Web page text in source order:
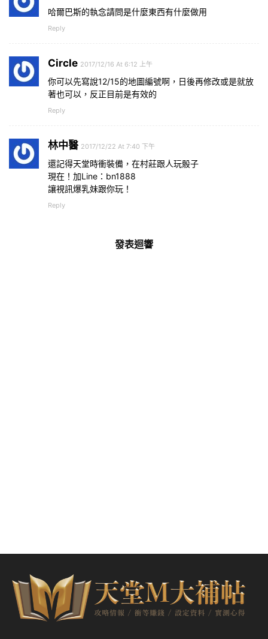
哈爾巴斯的執念請問是什麼東西有什麼做用
Reply
Circle 2017/12/16 At 6:12 上午
你可以先寫說12/15的地圖編號啊，日後再修改或是就放
著也可以，反正目前是有效的
Reply
林中醫 2017/12/22 At 7:40 下午
還記得天堂時衝裝備，在村莊跟人玩骰子
現在！加Line：bn1888
讓視訊爆乳妹跟你玩！
Reply
發表迴響